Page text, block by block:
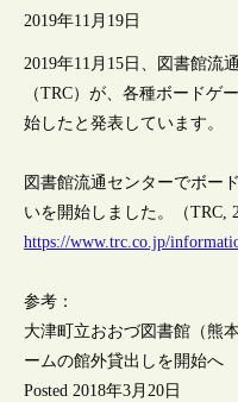
2019年11月19日
2019年11月15日、図書館流
（TRC）が、各種ボードゲ
始したと発表しています。
図書館流通センターでボー
いを開始しました。（TRC,
https://www.trc.co.jp/
参考：
大津町立おおづ図書館（熊
ームの館外貸出しを開始へ
Posted 2018年3月20日